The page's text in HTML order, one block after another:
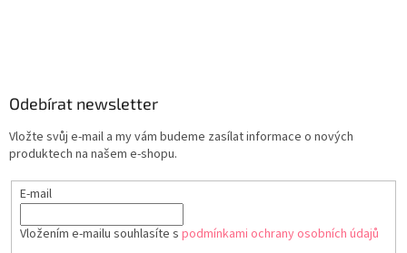
Odebírat newsletter
Vložte svůj e-mail a my vám budeme zasílat informace o nových
produktech na našem e-shopu.
E-mail
Vložením e-mailu souhlasíte s podmínkami ochrany osobních údajů